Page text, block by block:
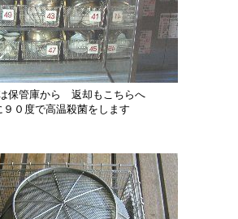
保管庫から 返却もこちらへ
９０度で高温殺菌をします